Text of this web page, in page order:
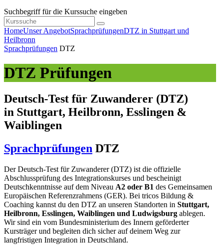
Suchbegriff für die Kurssuche eingeben
HomeUnser AngebotSprachprüfungenDTZ in Stuttgart und
Heilbronn
Sprachprüfungen DTZ
DTZ Prüfungen
Deutsch-Test für Zuwanderer (DTZ)
in Stuttgart, Heilbronn, Esslingen &
Waiblingen
Sprachprüfungen DTZ
Der Deutsch-Test für Zuwanderer (DTZ) ist die offizielle
Abschlussprüfung des Integrationskurses und bescheinigt
Deutschkenntnisse auf dem Niveau A2 oder B1 des Gemeinsamen
Europäischen Referenzrahmens (GER). Bei tricos Bildung &
Coaching kannst du den DTZ an unseren Standorten in Stuttgart,
Heilbronn, Esslingen, Waiblingen und Ludwigsburg ablegen.
Wir sind ein vom Bundesministerium des Innern geförderter
Kursträger und begleiten dich sicher auf deinem Weg zur
langfristigen Integration in Deutschland.